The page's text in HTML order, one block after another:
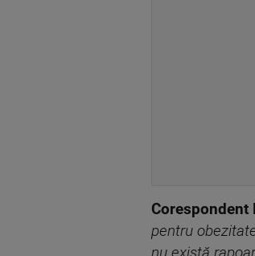
Corespondent
pentru